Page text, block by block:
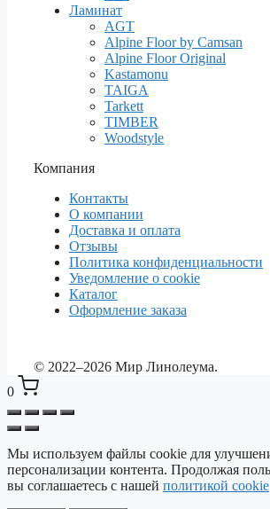
Ламинат
AGT
Alpine Floor by Camsan
Alpine Floor Original
Kastamonu
TAIGA
Tarkett
TIMBER
Woodstyle
Компания
Контакты
О компании
Доставка и оплата
Отзывы
Политика конфиденциальности
Уведомление о cookie
Каталог
Оформление заказа
© 2022–2026 Мир Линолеума.
0
Выберите ваш город
Сейчас: Красноярск
✕
Мы используем файлы cookie для
персонализации контента. Продолжая
вы соглашаетесь с нашей политикой cookie